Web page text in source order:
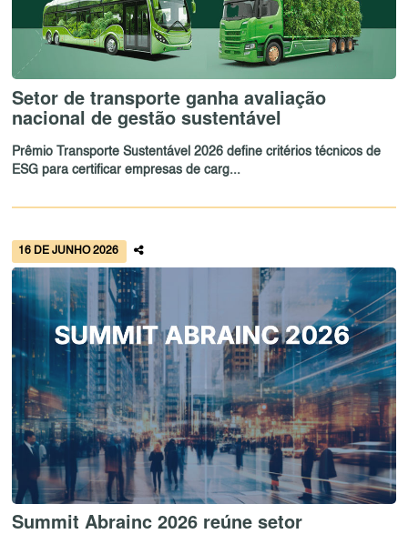
Setor de transporte ganha avaliação
nacional de gestão sustentável
Prêmio Transporte Sustentável 2026 define critérios técnicos de
ESG para certificar empresas de carg...
16 DE JUNHO 2026
Summit Abrainc 2026 reúne setor